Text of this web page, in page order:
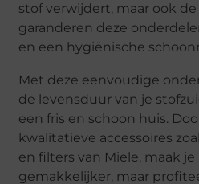
stof verwijdert, maar ook
garanderen deze
en een hygiënische
Met deze eenvoudige
de levensduur van je
een fris en schoon huis.
kwalitatieve accessoires
en filters van Miele, maak
gemakkelijker, maar